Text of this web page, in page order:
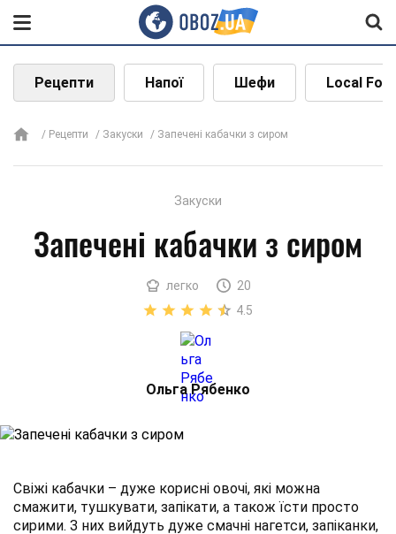
Рецепти Напої Шефи Local
Рецепти Закуски Запечені кабачки з сиром
Закуски
Запечені кабачки з сиром
легко
20
4.5
Ольга Рябенко
Свіжі кабачки – дуже корисні овочі, які можна
смажити, тушкувати, запікати, а також їсти просто
сирими. З них вийдуть дуже смачні нагетси, запіканки,